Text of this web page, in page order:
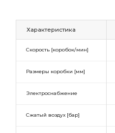
Характеристика
Скорость [коробок/мин]
Размеры коробки [мм]
Электроснабжение
Сжатый воздух [бар]